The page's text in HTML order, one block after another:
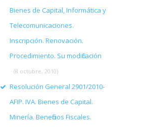
Bienes de Capital, Informática y
Telecomunicaciones.
Inscripción. Renovación.
Procedimiento. Su modificación
(8 octubre, 2010)
Resolución General 2901/2010-
AFIP. IVA. Bienes de Capital.
Minería. Beneficios Fiscales.